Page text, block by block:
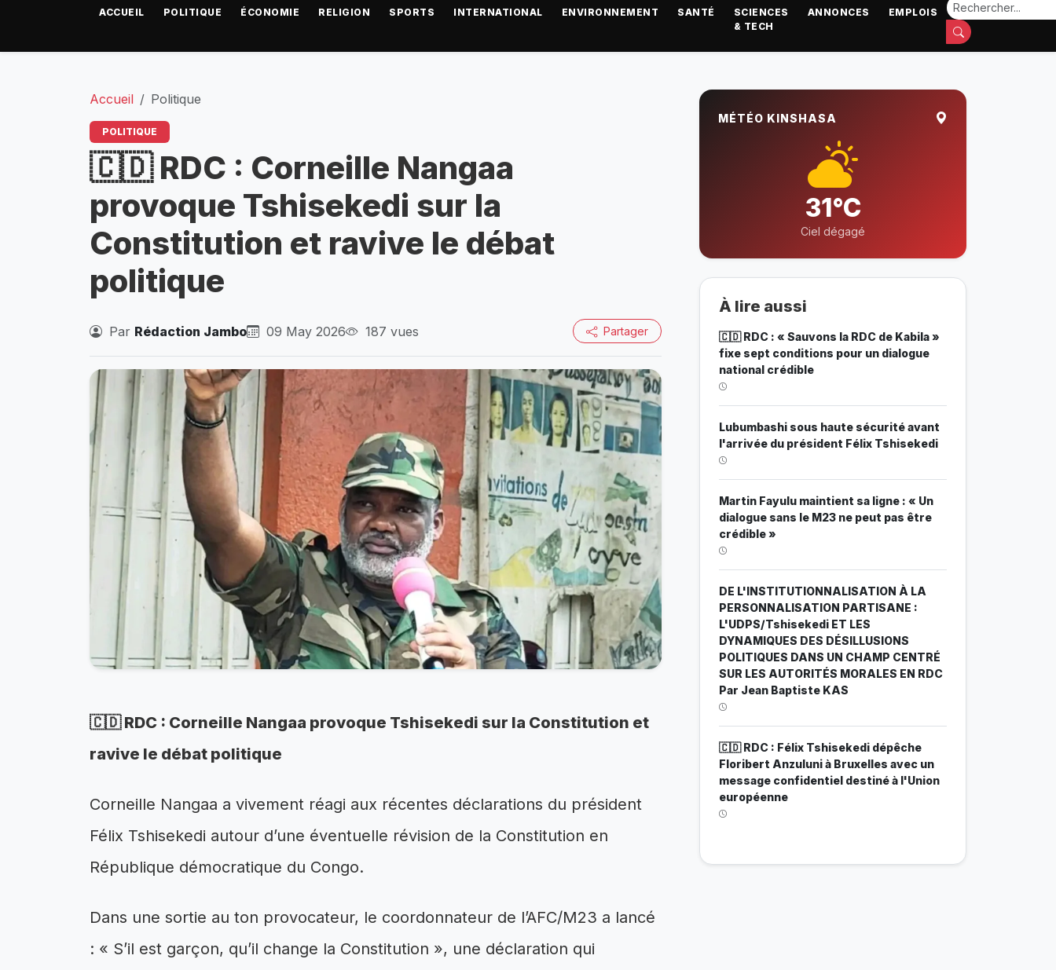
ACCUEIL POLITIQUE ÉCONOMIE RELIGION SPORTS INTERNATIONAL ENVIRONNEMENT SANTÉ
SCIENCES
& TECH
ANNONCES EMPLOIS
Accueil Politique
POLITIQUE
🇨🇩 RDC : Corneille Nangaa
provoque Tshisekedi sur la
Constitution et ravive le débat
politique
Par Rédaction Jambo 09 May 2026 187 vues Partager
🇨🇩 RDC : Corneille Nangaa provoque Tshisekedi sur la Constitution et
ravive le débat politique
Corneille Nangaa a vivement réagi aux récentes déclarations du président
Félix Tshisekedi autour d’une éventuelle révision de la Constitution en
République démocratique du Congo.
Dans une sortie au ton provocateur, le coordonnateur de l’AFC/M23 a lancé
: « S’il est garçon, qu’il change la Constitution », une déclaration qui
MÉTÉO KINSHASA
31°C
Ciel dégagé
À lire aussi
🇨🇩 RDC : « Sauvons la RDC de Kabila »
fixe sept conditions pour un dialogue
national crédible
Lubumbashi sous haute sécurité avant
l'arrivée du président Félix Tshisekedi
Martin Fayulu maintient sa ligne : « Un
dialogue sans le M23 ne peut pas être
crédible »
DE L'INSTITUTIONNALISATION À LA
PERSONNALISATION PARTISANE :
L'UDPS/Tshisekedi ET LES
DYNAMIQUES DES DÉSILLUSIONS
POLITIQUES DANS UN CHAMP CENTRÉ
SUR LES AUTORITÉS MORALES EN RDC
Par Jean Baptiste KAS
🇨🇩 RDC : Félix Tshisekedi dépêche
Floribert Anzuluni à Bruxelles avec un
message confidentiel destiné à l'Union
européenne